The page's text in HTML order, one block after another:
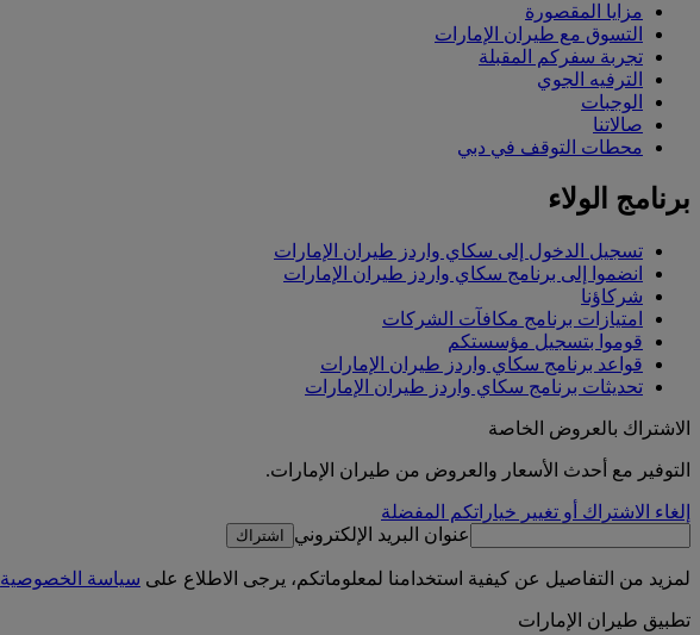
مزايا المقصورة
التسوق مع طيران الإمارات
تجربة سفركم المقبلة
الترفيه الجوي
الوجبات
صالاتنا
محطات التوقف في دبي
برنامج الولاء
تسجيل الدخول إلى سكاي واردز طيران الإمارات
انضموا إلى برنامج سكاي واردز طيران الإمارات
شركاؤنا
امتيازات برنامج مكافآت الشركات
قوموا بتسجيل مؤسستكم
قواعد برنامج سكاي واردز طيران الإمارات
تحديثات برنامج سكاي واردز طيران الإمارات
الاشتراك بالعروض الخاصة
التوفير مع أحدث الأسعار والعروض من طيران الإمارات.
إلغاء الاشتراك أو تغيير خياراتكم المفضلة
عنوان البريد الإلكتروني
اشتراك
لمزيد من التفاصيل عن كيفية استخدامنا لمعلوماتكم، يرجى الاطلاع على سياسة الخصوصية
تطبيق طيران الإمارات